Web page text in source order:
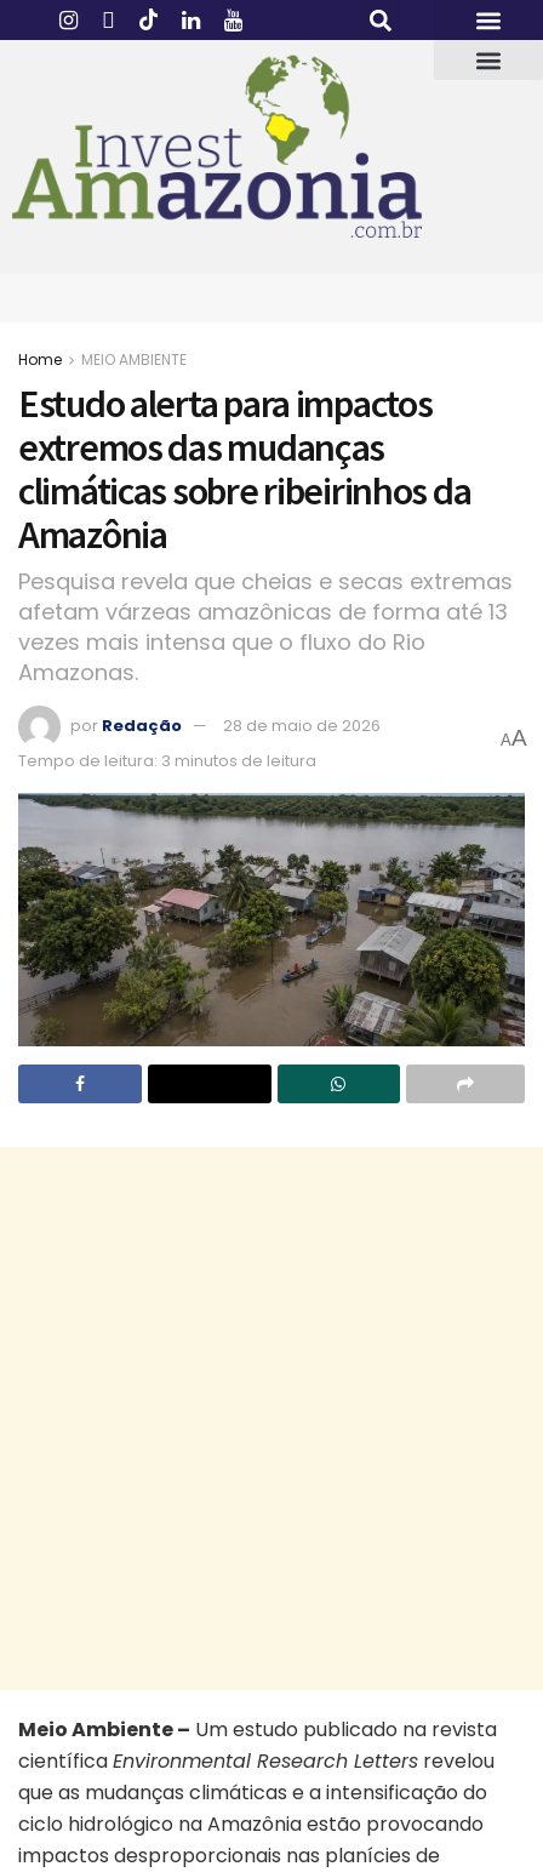
Home MEIO AMBIENTE
Estudo alerta para impactos
extremos das mudanças
climáticas sobre ribeirinhos da
Amazônia
Pesquisa revela que cheias e secas extremas
afetam várzeas amazônicas de forma até 13
vezes mais intensa que o fluxo do Rio
Amazonas.
por Redação
28 de maio de 2026
Tempo de leitura: 3 minutos de leitura
AA
Meio Ambiente – Um estudo publicado na revista
científicaEnvironmental Research Letters revelou
que as mudanças climáticas e a intensificação do
ciclo hidrológico na Amazônia estão provocando
impactos desproporcionais nas planícies de